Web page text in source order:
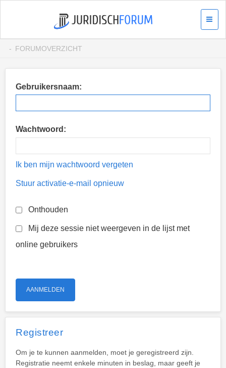
FORUMOVERZICHT
Gebruikersnaam:
Wachtwoord:
Ik ben mijn wachtwoord vergeten
Stuur activatie-e-mail opnieuw
Onthouden
Mij deze sessie niet weergeven in de lijst met
online gebruikers
Registreer
Om je te kunnen aanmelden, moet je geregistreerd zijn.
Registratie neemt enkele minuten in beslag, maar geeft je